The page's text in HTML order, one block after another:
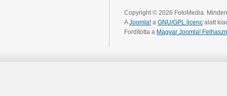
Copyright © 2026 FotoMedia.
AJoomla! a GNU/GPL licenc alatt
Fordította a Magyar Joomla!